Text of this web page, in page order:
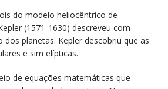
do modelo heliocêntrico de
(1571-1630) descreveu com
planetas. Kepler descobriu que as
e sim elípticas.
de equações matemáticas que